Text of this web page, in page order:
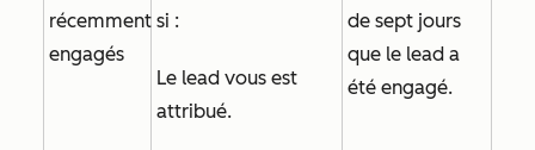
récemment
engagés
si :
Le lead vous est
attribué.
de sept jours
que le lead a
été engagé.